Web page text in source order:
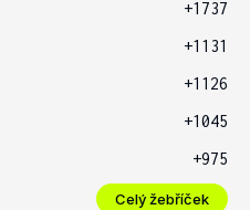
+1737
+1131
+1126
+1045
+975
Celý žebříček